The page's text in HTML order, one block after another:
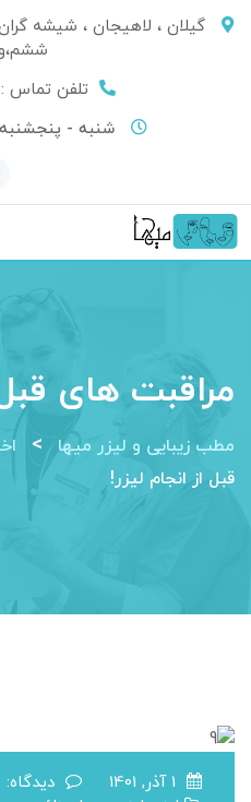
Skip
تلفن تماس :
شنبه - پنجشنبه
مراقبت های
مطب زیبایی و لیزر میها >
قبل از انجام لیزر!
دیدگاه: 0